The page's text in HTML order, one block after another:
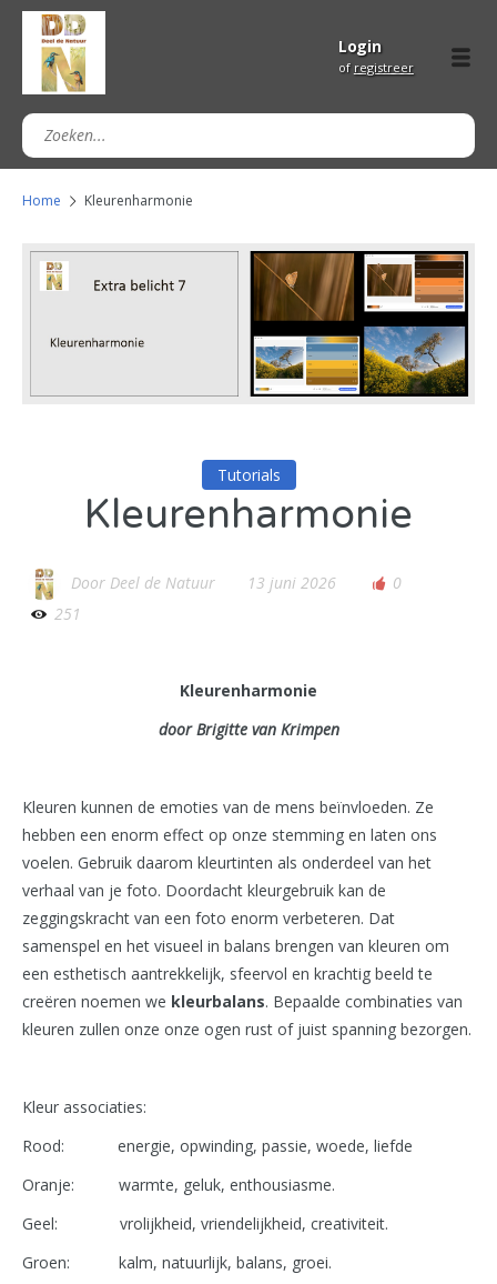
Login
of registreer
Home Kleurenharmonie
Tutorials
Kleurenharmonie
Door Deel de Natuur 13 juni 2026
0
251
Kleurenharmonie
door Brigitte van Krimpen
Kleuren kunnen de emoties van de mens beïnvloeden. Ze
hebben een enorm effect op onze stemming en laten ons
voelen. Gebruik daarom kleurtinten als onderdeel van het
verhaal van je foto. Doordacht kleurgebruik kan de
zeggingskracht van een foto enorm verbeteren. Dat
samenspel en het visueel in balans brengen van kleuren om
een esthetisch aantrekkelijk, sfeervol en krachtig beeld te
creëren noemen we kleurbalans. Bepaalde combinaties van
kleuren zullen onze onze ogen rust of juist spanning bezorgen.
Kleur associaties:
Rood: energie, opwinding, passie, woede, liefde
Oranje: warmte, geluk, enthousiasme.
Geel: vrolijkheid, vriendelijkheid, creativiteit.
Groen: kalm, natuurlijk, balans, groei.